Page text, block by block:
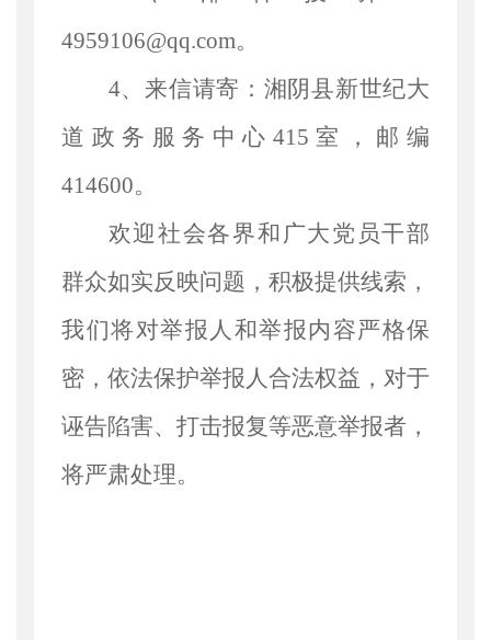
4959106@qq.com。
4、来信请寄 ： 湘阴县新世纪大
道 政务服务中心 415室
，邮编
414600。
欢迎社会各界和 广大党员干部
群众如实反映问题，积极提供线索，
我们将对举报人和举报内容严格保
密，依法保护举报人合法权益，对于
诬告陷害、打击报复等恶意举报者，
将严肃处理。